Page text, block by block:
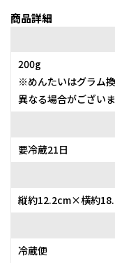
商品詳細
200g
※めんたいはグラム
異なる場合がございま
要冷蔵21日
縦約12.2cm×横約
冷蔵便